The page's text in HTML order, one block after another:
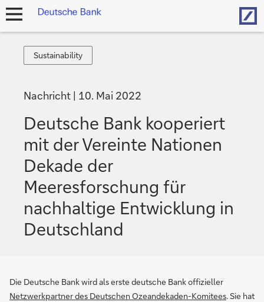
Navigation
Sustainability
Sustainability
Nachricht 10. Mai 2022
Deutsche Bank kooperiert
mit der Vereinte Nationen
Dekade der
Meeresforschung für
nachhaltige Entwicklung in
Deutschland
Die Deutsche Bank wird als erste deutsche Bank offizieller
Netzwerkpartner des Deutschen Ozeandekaden-Komitees. Sie hat